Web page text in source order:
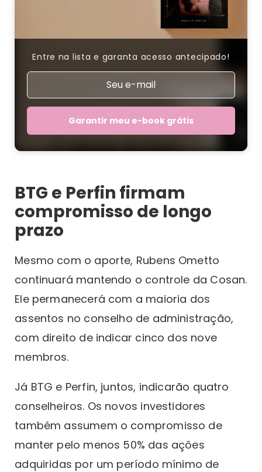
Entre na lista e garanta acesso antecipado!
Garantir meu e-book grátis
BTG e Perfin firmam
compromisso de longo
prazo
Mesmo com o aporte, Rubens Ometto
continuará mantendo o controle da Cosan.
Ele permanecerá com a maioria dos
assentos no conselho de administração,
com direito de indicar cinco dos nove
membros.
Já BTG e Perfin, juntos, indicarão quatro
conselheiros. Os novos investidores
também assumem o compromisso de
manter pelo menos 50% das ações
adquiridas por um período mínimo de